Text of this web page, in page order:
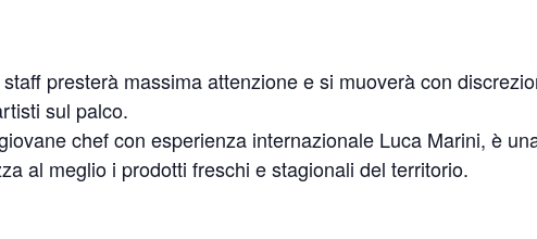
presterà massima attenzione e si muoverà con
sul palco.
chef con esperienza internazionale Luca Marini, è
al meglio i prodotti freschi e stagionali del territorio.